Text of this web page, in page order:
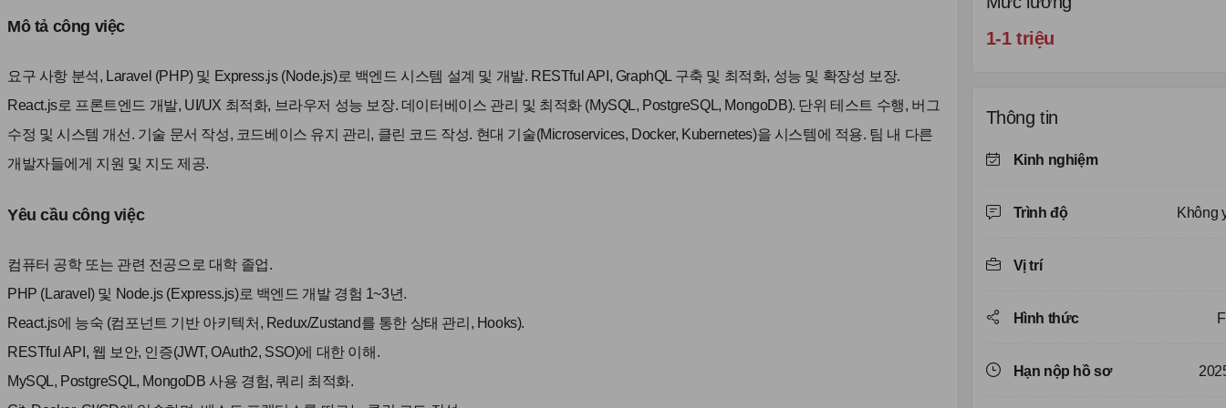
Mô tả công việc
요구 사항 분석, Laravel (PHP) 및 Express.js (Node.js)로 백엔드 시스템 설계 및 개발. RESTful API, GraphQL 구축 및 최적화, 성능 및 확장성 보장.
React.js로 프론트엔드 개발, UI/UX 최적화, 브라우저 성능 보장. 데이터베이스 관리 및 최적화 (MySQL, PostgreSQL, MongoDB). 단위 테스트 수행, 버그
수정 및 시스템 개선. 기술 문서 작성, 코드베이스 유지 관리, 클린 코드 작성. 현대 기술(Microservices, Docker, Kubernetes)을 시스템에 적용. 팀 내 다른
개발자들에게 지원 및 지도 제공.
Yêu cầu công việc
컴퓨터 공학 또는 관련 전공으로 대학 졸업.
PHP (Laravel) 및 Node.js (Express.js)로 백엔드 개발 경험 1~3년.
React.js에 능숙 (컴포넌트 기반 아키텍처, Redux/Zustand를 통한 상태 관리, Hooks).
RESTful API, 웹 보안, 인증(JWT, OAuth2, SSO)에 대한 이해.
MySQL, PostgreSQL, MongoDB 사용 경험, 쿼리 최적화.
1-1 triệu
Thông tin
Kinh nghiệm
Trình độ Không
Vị trí
Hình thức
Hạn nộp hồ sơ